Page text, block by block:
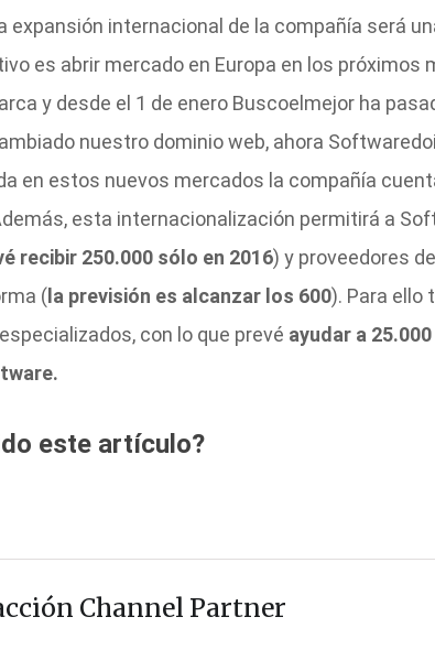
expansión internacional de la compañía será
es abrir mercado en Europa en los próximos
y desde el 1 de enero Buscoelmejor ha
nuestro dominio web, ahora
en estos nuevos mercados la compañía
esta internacionalización permitirá a
recibir 250.000 sólo en 2016) y proveedores
(la previsión es alcanzar los 600). Para ello
con lo que prevé ayudar a
este artículo?
Channel Partner